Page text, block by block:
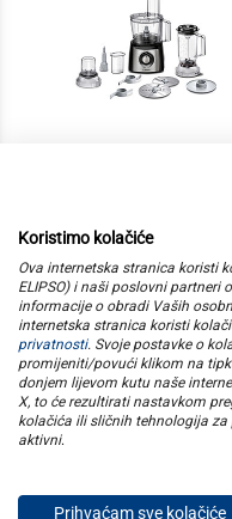
kategorije
elipso
informacije
pratite nas
Koristimo kolačiće
Ova internetska stranica koristi
ELIPSO) i naši poslovni partneri
informacije o obradi Vaših
internetska stranica koristi
privatnosti. Svoje postavke o
promijeniti/povući klikom na
donjem lijevom kutu naše
X, to će rezultirati nastavkom
kolačića ili sličnih tehnologija za
aktivni.
Prihvaćam sve kolačiće